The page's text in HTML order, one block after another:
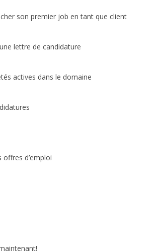
son premier job en tant que client
et une lettre de candidature
actives dans le domaine
à des offres d’emploi
ligne
!
jouer maintenant!